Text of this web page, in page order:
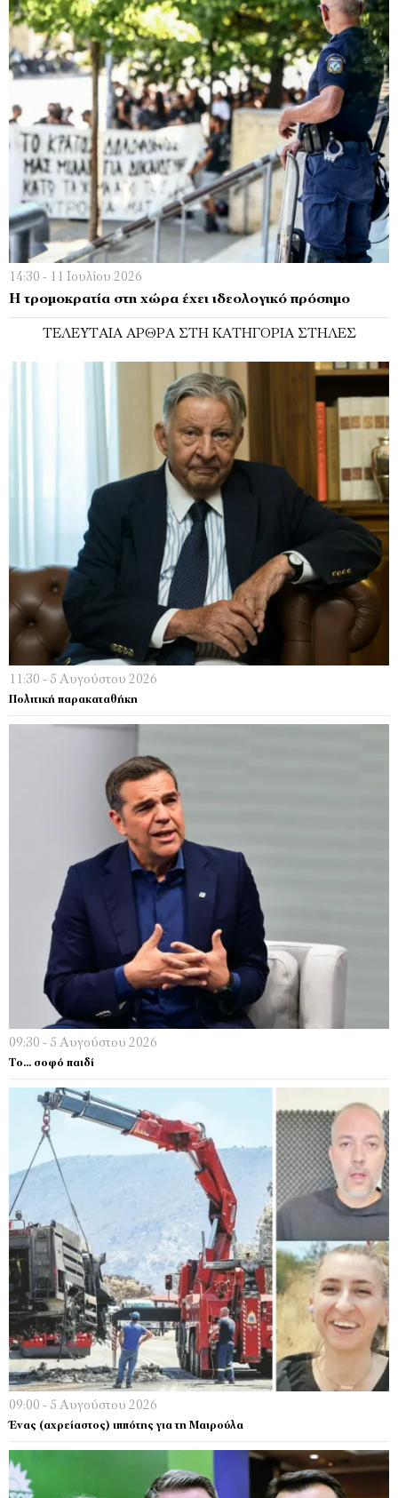
14:30 - 11 Ιουλίου 2026
Η τρομοκρατία στη χώρα έχει ιδεολογικό πρόσημο
ΤΕΛΕΥΤΑΊΑ ΆΡΘΡΑ ΣΤΗ ΚΑΤΗΓΟΡΊΑ ΣΤΉΛΕΣ
11:30 - 5 Αυγούστου 2026
Πολιτική παρακαταθήκη
09:30 - 5 Αυγούστου 2026
Το… σοφό παιδί
09:00 - 5 Αυγούστου 2026
Ένας (αχρείαστος) ιππότης για τη Μαιρούλα